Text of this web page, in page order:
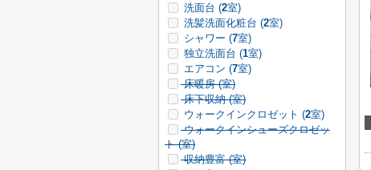
洗面台 (2室)
洗髪洗面化粧台 (2室)
シャワー (7室)
独立洗面台 (1室)
エアコン (7室)
床暖房 (室)
床下収納 (室)
ウォークインクロゼット (2室)
ウォークインシューズクロゼッ
ト (室)
収納豊富 (室)